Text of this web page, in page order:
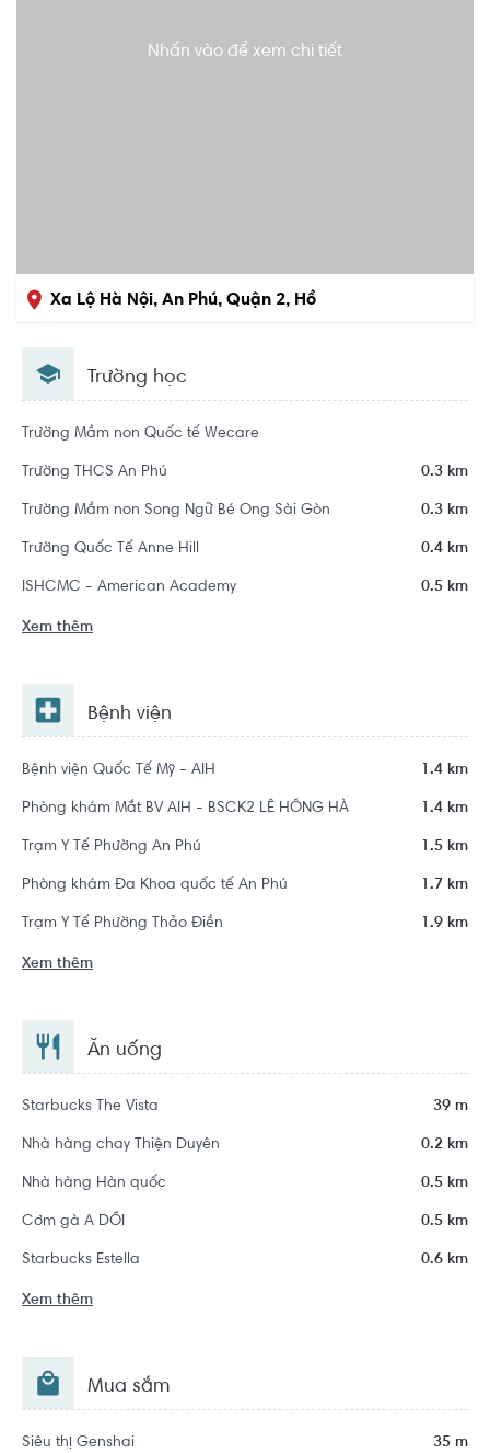
Nhấn vào để xem chi tiết
Xa Lộ Hà Nội, An Phú, Quận 2, Hồ
Trường học
Trường Mầm non Quốc tế Wecare
Trường THCS An Phú 0.3 km
Trường Mầm non Song Ngữ Bé Ong Sài Gòn 0.3 km
Trường Quốc Tế Anne Hill 0.4 km
ISHCMC - American Academy 0.5 km
Xem thêm
Bệnh viện
Bệnh viện Quốc Tế Mỹ - AIH 1.4 km
Phòng khám Mắt BV AIH - BSCK2 LÊ HỒNG HÀ 1.4 km
Trạm Y Tế Phường An Phú 1.5 km
Phòng khám Đa Khoa quốc tế An Phú 1.7 km
Trạm Y Tế Phường Thảo Điền 1.9 km
Xem thêm
Ăn uống
Starbucks The Vista 39 m
Nhà hàng chay Thiện Duyên 0.2 km
Nhà hàng Hàn quốc 0.5 km
Cơm gà A DỔI 0.5 km
Starbucks Estella 0.6 km
Xem thêm
Mua sắm
Siêu thị Genshai 35 m